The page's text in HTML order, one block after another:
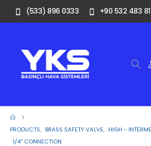
(533) 896 0333 +90 532 483
PRODUCTS, BRASS SAFETY VALVE, HIGH -
1/4″ CONNECTION